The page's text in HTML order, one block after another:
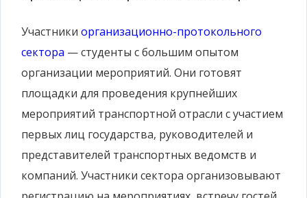
Участники организационно-протокольного
сектора — студенты с большим опытом
организации мероприятий. Они готовят
площадки для проведения крупнейших
мероприятий транспортной отрасли с участием
первых лиц государства, руководителей и
представителей транспортных ведомств и
компаний. Участники сектора организовывают